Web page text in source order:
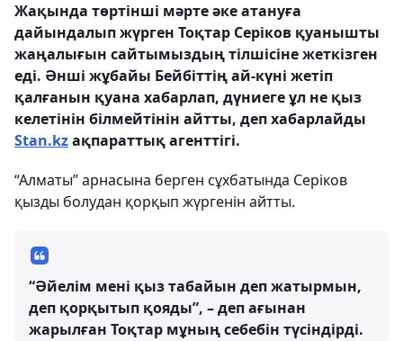
Жақында төртінші мәрте әке атануға
дайындалып жүрген Тоқтар Серіков қуанышты
жаңалығын сайтымыздың тілшісіне жеткізген
еді. Әнші жұбайы Бейбіттің ай-күні жетіп
қалғанын қуана хабарлап, дүниеге ұл не қыз
келетінін білмейтінін айтты, деп хабарлайды
Stan.kzақпараттық агенттігі.
“Алматы” арнасына берген сұхбатында Серіков
қызды болудан қорқып жүргенін айтты.
“Әйелім мені қыз табайын деп жатырмын,
деп қорқытып қояды”, – деп ағынан
жарылған Тоқтар мұның себебін түсіндірді.